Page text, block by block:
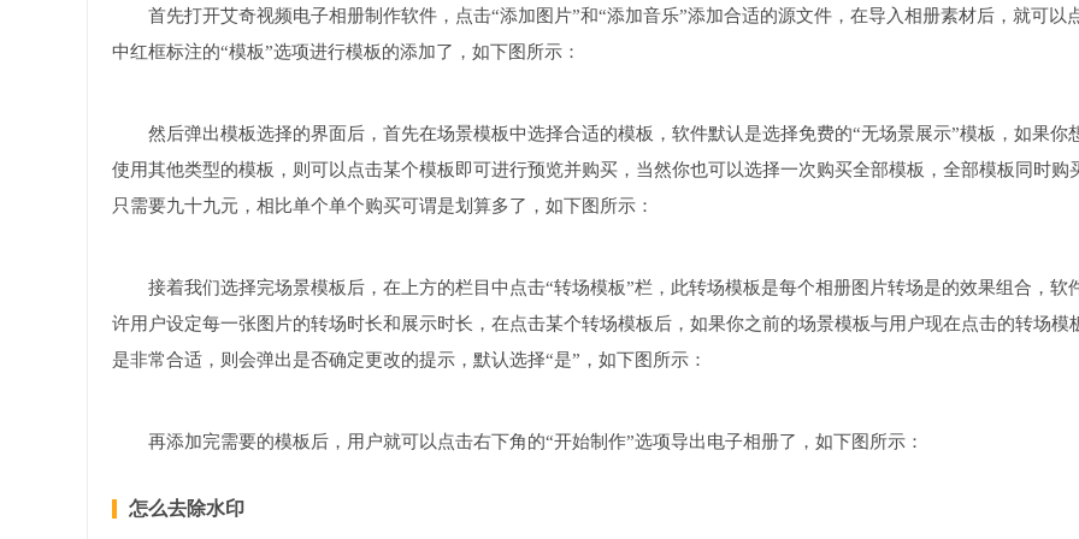
首先打开艾奇视频电子相册制作软件，点击“添加图片”和“添加音乐”添加合适的源文件，在导入相册素材后，就可以
中红框标注的“模板”选项进行模板的添加了，如下图所示：
然后弹出模板选择的界面后，首先在场景模板中选择合适的模板，软件默认是选择免费的“无场景展示”模板，如果你
使用其他类型的模板，则可以点击某个模板即可进行预览并购买，当然你也可以选择一次购买全部模板，全部模板同时购
只需要九十九元，相比单个单个购买可谓是划算多了，如下图所示：
接着我们选择完场景模板后，在上方的栏目中点击“转场模板”栏，此转场模板是每个相册图片转场是的效果组合，软
许用户设定每一张图片的转场时长和展示时长，在点击某个转场模板后，如果你之前的场景模板与用户现在点击的转场模
是非常合适，则会弹出是否确定更改的提示，默认选择“是”，如下图所示：
再添加完需要的模板后，用户就可以点击右下角的“开始制作”选项导出电子相册了，如下图所示：
怎么去除水印